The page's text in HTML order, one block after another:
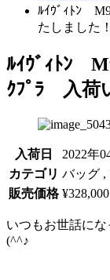
ﾙｲｳﾞｨﾄﾝ
たしました！
ﾙｲｳﾞｨﾄﾝ
ｸﾌﾟﾗ 入荷
入荷日
2022年
カテゴリ バッグ ,
販売価格 ¥328,000
いつもお世話に
(^^♪